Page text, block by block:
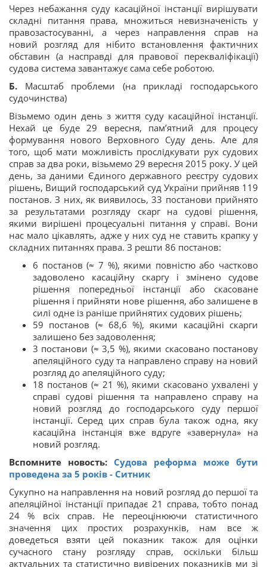
Через небажання суду касаційної інстанції вирішувати
складні питання права, множиться невизначеність у
правозастосуванні, а через направлення справ на
новий розгляд для нібито встановлення фактичних
обставин (а насправді для правової перекваліфікації)
судова система завантажує сама себе роботою.
Б. Масштаб проблеми (на прикладі господарського
судочинства)
Візьмемо один день з життя суду касаційної інстанції.
Нехай це буде 29 вересня, пам’ятний для процесу
формування нового Верховного Суду день. Але для
того, щоб мати можливість прослідкувати рух судових
справ за два роки, візьмемо 29 вересня 2015 року. У цей
день, за даними Єдиного державного реєстру судових
рішень, Вищий господарський суд України прийняв 119
постанов. З них, як виявилось, 33 постанови прийнято
за результатами розгляду скарг на судові рішення,
якими вирішені процесуальні питання у справі. Вони
нас мало цікавлять, адже у них суд не ставить крапку у
складних питаннях права. З решти 86 постанов:
6 постанов (≈ 7 %), якими повністю або частково
задоволено касаційну скаргу і змінено судове
рішення попередньої інстанції або скасоване
рішення і прийняти нове рішення, або залишене в
силі одне із раніше прийнятих судових рішень;
59 постанов (≈ 68,6 %), якими касаційні скарги
залишено без задоволення;
3 постанови (≈ 3,5 %), якими скасовано постанову
апеляційного суду та направлено справу на новий
розгляд до апеляційного суду;
18 постанов (≈ 21 %), якими скасовано ухвалені у
справі судові рішення та направлено справу на
новий розгляд до господарського суду першої
інстанції. Серед цих справ була також одна, яку
касаційна інстанція вже вдруге «завернула» на
новий розгляд.
Вспомните новость: Судова реформа може бути
проведена за 5 років - Ситник
Сукупно на направлення на новий розгляд до першої та
апеляційної інстанції припадає 21 справа, тобто понад
24 % всіх справ. Не переоцінюючи статистичного
значення цих простих розрахунків, нам все ж
доведеться взяти цей показник також для оцінки
сучасного стану розгляду справ, оскільки більш
актуальних та статистично вивірених показників ми зі